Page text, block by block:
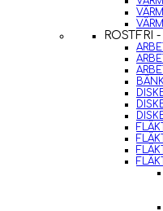
ROSTFRI
FLÄKT